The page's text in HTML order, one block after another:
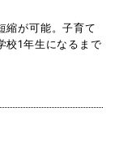
縮が可能。子育て
1 年生になるまで